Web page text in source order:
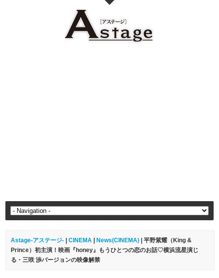
Astage-アステージ- |CINEMA News(CINEMA) | 平野紫耀（King &
Prince）初主演！映画『honey』もうひとつの恋のお話♡横浜流星演じ
る・三咲 渉バージョンの映像解禁